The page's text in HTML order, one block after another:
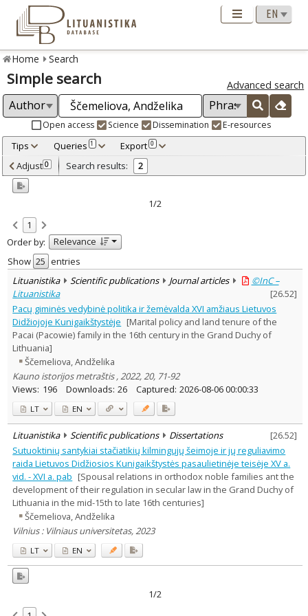
Home Search
Simple search Advanced search
Open access Science Dissemination E-resources
Tips Queries 1 Export 0
Adjusted by criteria 0
Year
Refine
Open access
Scientific publications 2
Document Type:
Journal articles 1
Dissertations 1
Subject area
History 2
Text language
Country of publication
Historical periods
Lithuanian place names
Journal
Adjust 0 Search results: 2
1/2
1
Order by:
Relevance
Show
entries
Lituanistika
Scientific publications Journal articles
©InC –
Lituanistika
[26.52]
Pacų giminės vedybinė politika ir žemėvalda XVI amžiaus Lietuvos
Didžiojoje Kunigaikštystėje [Marital policy and land tenure of the
Pacai (Pacowie) family in the 16th century in the Grand Duchy of
Lithuania]
Ščemeliova, Andželika
Kauno istorijos metraštis , 2022, 20, 71-92
Views: 196 Downloads: 26 Captured: 2026-08-06 00:00:33
LT EN
Lituanistika Scientific publications Dissertations [26.52]
Sutuoktinių santykiai stačiatikių kilmingųjų šeimoje ir jų reguliavimo
raida Lietuvos Didžiosios Kunigaikštystės pasaulietinėje teisėje XV a.
vid. - XVI a. pab [Spousal relations in orthodox noble families ant the
development of their regulation in secular law in the Grand Duchy of
Lithuania in the mid-15th to late 16th centuries]
Ščemeliova, Andželika
Vilnius : Vilniaus universitetas, 2023
LT EN
1/2